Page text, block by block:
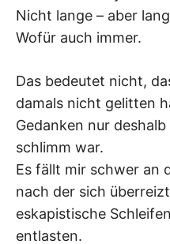
Nicht lange – aber
Wofür auch immer.
Das bedeutet nicht,
damals nicht gelitten
Gedanken nur
schlimm war.
Es fällt mir schwer an
nach der sich
eskapistische
entlasten.